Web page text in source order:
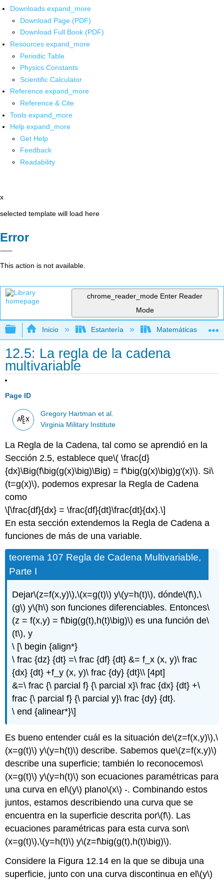
Downloads expand_more
Download Page (PDF)
Download Full Book (PDF)
Resources expand_more
Periodic Table
Physics Constants
Scientific Calculator
Reference expand_more
Reference & Cite
Tools expand_more
Help expand_more
Get Help
Feedback
Readability
x
selected template will load here
Error
This action is not available.
chrome_reader_mode Enter Reader
Mode
Expandir/contraer jerarquía global
Inicio Estantería Matemáticas
12.5: La regla de la cadena
multivariable
Page ID
Gregory Hartman et al.
Virginia Military Institute
La Regla de la Cadena, tal como se aprendió en la
Sección 2.5, establece que\( \frac{d}
{dx}\Big(f\big(g(x)\big)\Big) = f'\big(g(x)\big)g'(x)\). Si\
(t=g(x)\), podemos expresar la Regla de Cadena
como
\[\frac{df}{dx} = \frac{df}{dt}\frac{dt}{dx}.\]
En esta sección extendemos la Regla de Cadena a
funciones de más de una variable.
teorema 107 Regla de Cadena Multivariable,
Parte I
Dejar\(z=f(x,y)\),\(x=g(t)\) y\(y=h(t)\), dónde\(f\),\
(g\) y\(h\) son funciones diferenciables. Entonces\
(z = f(x,y) = f\big(g(t),h(t)\big)\) es una función de\
(t\), y
\ [\ begin {align*}
\ frac {dz} {dt} =\ frac {df} {dt} &= f_x (x, y)\ frac
{dx} {dt} +f_y (x, y)\ frac {dy} {dt}\\ [4pt]
&=\ frac {\ parcial f} {\ parcial x}\ frac {dx} {dt} +\
frac {\ parcial f} {\ parcial y}\ frac {dy} {dt}.
\ end {alinear*}\]
Es bueno entender cuál es la situación de\(z=f(x,y)\),\
(x=g(t)\) y\(y=h(t)\) describe. Sabemos que\(z=f(x,y)\)
describe una superficie; también lo reconocemos\
(x=g(t)\) y\(y=h(t)\) son ecuaciones paramétricas para
una curva en el\(y\) plano\(x\) -. Combinando estos
juntos, estamos describiendo una curva que se
encuentra en la superficie descrita por\(f\). Las
ecuaciones paramétricas para esta curva son\
(x=g(t)\),\(y=h(t)\) y\(z=f\big(g(t),h(t)\big)\).
Considere la Figura 12.14 en la que se dibuja una
superficie, junto con una curva discontinua en el\(y\)